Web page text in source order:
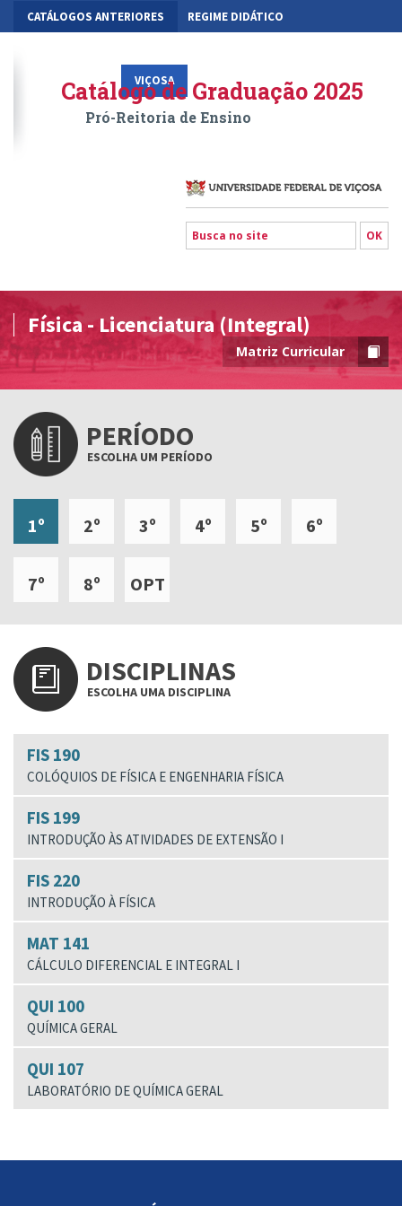
CATÁLOGOS ANTERIORES REGIME DIDÁTICO
VIÇOSA RIO PARANAÍBA FLORESTAL
Catálogo de Graduação 2025
Pró-Reitoria de Ensino
Física - Licenciatura (Integral)
Matriz Curricular
PERÍODO
ESCOLHA UM PERÍODO
1º 2º 3º 4º 5º 6º
7º 8º OPT
DISCIPLINAS
ESCOLHA UMA DISCIPLINA
FIS 190
COLÓQUIOS DE FÍSICA E ENGENHARIA FÍSICA
FIS 199
INTRODUÇÃO ÀS ATIVIDADES DE EXTENSÃO I
FIS 220
INTRODUÇÃO À FÍSICA
MAT 141
CÁLCULO DIFERENCIAL E INTEGRAL I
QUI 100
QUÍMICA GERAL
QUI 107
LABORATÓRIO DE QUÍMICA GERAL